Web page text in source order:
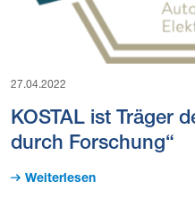
27.04.2022
KOSTAL ist Träger
durch Forschung“
Weiterlesen